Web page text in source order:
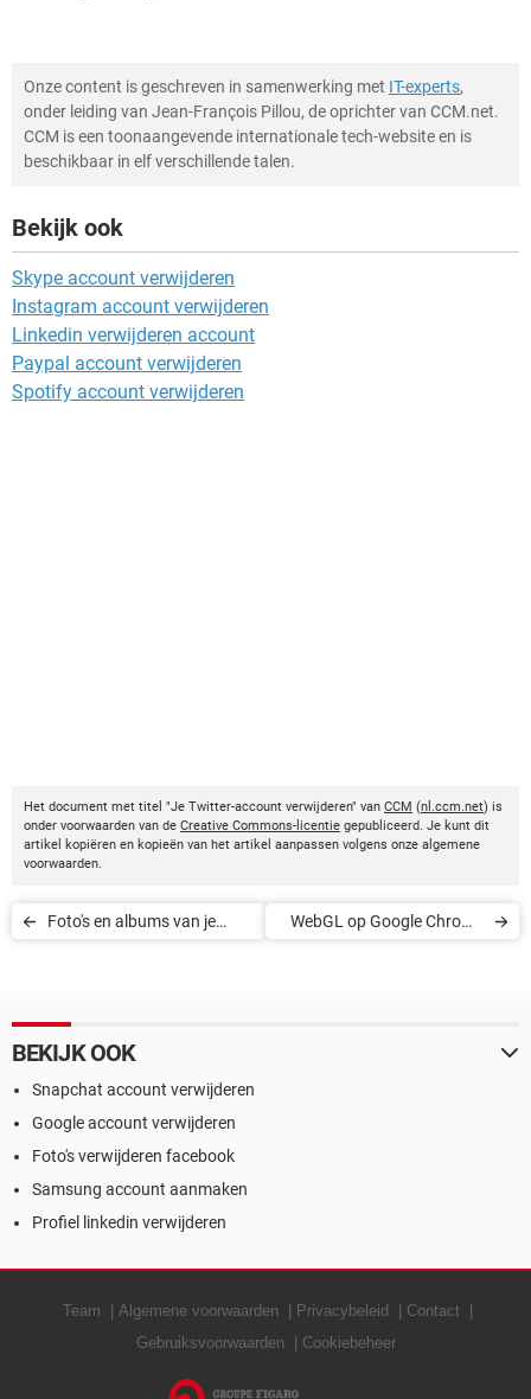
Onze content is geschreven in samenwerking met IT-experts,
onder leiding van Jean-François Pillou, de oprichter van CCM.net.
CCM is een toonaangevende internationale tech-website en is
beschikbaar in elf verschillende talen.
Bekijk ook
Skype account verwijderen
Instagram account verwijderen
Linkedin verwijderen account
Paypal account verwijderen
Spotify account verwijderen
Het document met titel "Je Twitter-account verwijderen" van CCM (nl.ccm.net) is
onder voorwaarden van de Creative Commons-licentie gepubliceerd. Je kunt dit
artikel kopiëren en kopieën van het artikel aanpassen volgens onze algemene
voorwaarden.
Foto's en albums van je
WebGL op Google Chrome
BEKIJK OOK
Snapchat account verwijderen
Google account verwijderen
Foto's verwijderen facebook
Samsung account aanmaken
Profiel linkedin verwijderen
Team Algemene voorwaarden Privacybeleid
Contact
Gebruiksvoorwaarden
Cookiebeheer